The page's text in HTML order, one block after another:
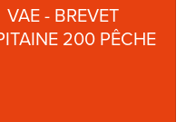
VAE - BREVET
200 PÊCHE